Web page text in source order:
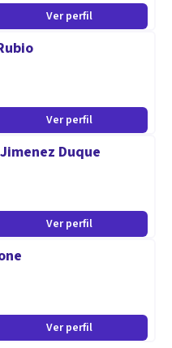
Ver perfil
Ver perfil
Duque
Ver perfil
Ver perfil